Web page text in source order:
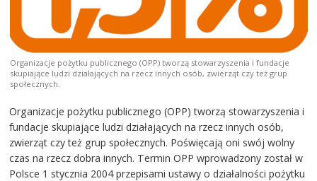
Organizacje pożytku publicznego (OPP) tworzą stowarzyszenia i fundacje
skupiające ludzi działających na rzecz innych osób, zwierząt czy też grup
społecznych.
Organizacje pożytku publicznego (OPP) tworzą stowarzyszenia i
fundacje skupiające ludzi działających na rzecz innych osób,
zwierząt czy też grup społecznych. Poświęcają oni swój wolny
czas na rzecz dobra innych. Termin OPP wprowadzony został w
Polsce 1 stycznia 2004 przepisami ustawy o działalności pożytku